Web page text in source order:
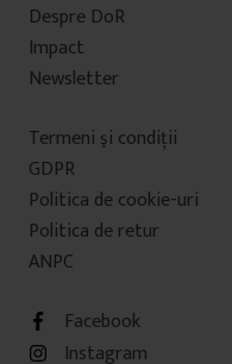
Despre DoR
Impact
Newsletter
Termeni şi condiţii
GDPR
Politica de cookie-uri
Politica de retur
ANPC
Facebook
Instagram